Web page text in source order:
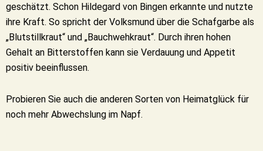
geschätzt. Schon Hildegard von Bingen erkannte und nutzte
ihre Kraft. So spricht der Volksmund über die Schafgarbe als
„Blutstillkraut“ und „Bauchwehkraut“. Durch ihren hohen
Gehalt an Bitterstoffen kann sie Verdauung und Appetit
positiv beeinflussen.
Probieren Sie auch die anderen Sorten von Heimatglück für
noch mehr Abwechslung im Napf.